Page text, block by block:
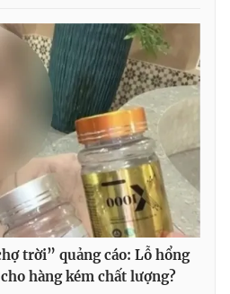
trời” quảng cáo: Lỗ hổng
hàng kém chất lượng?